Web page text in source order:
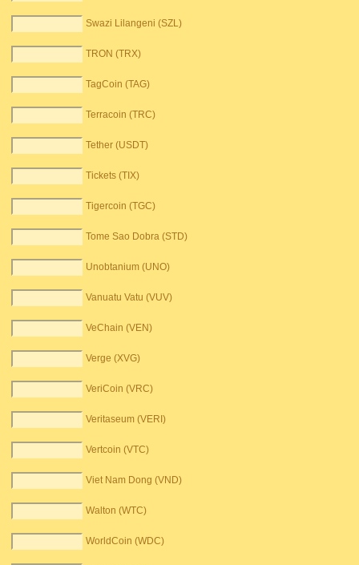
Swazi Lilangeni (SZL)
TRON (TRX)
TagCoin (TAG)
Terracoin (TRC)
Tether (USDT)
Tickets (TIX)
Tigercoin (TGC)
Tome Sao Dobra (STD)
Unobtanium (UNO)
Vanuatu Vatu (VUV)
VeChain (VEN)
Verge (XVG)
VeriCoin (VRC)
Veritaseum (VERI)
Vertcoin (VTC)
Viet Nam Dong (VND)
Walton (WTC)
WorldCoin (WDC)